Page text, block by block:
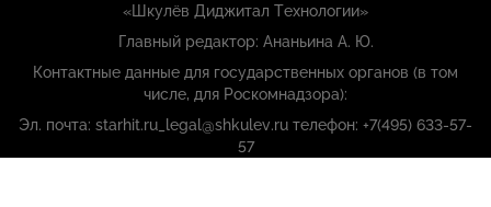
«Шкулёв Диджитал Технологии»
Главный редактор: Ананьина А. Ю.
Контактные данные для государственных органов (в том
числе, для Роскомнадзора):
Эл. почта: starhit.ru_legal@shkulev.ru телефон: +7(495) 633-57-
57